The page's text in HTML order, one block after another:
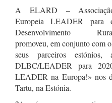
A ELARD –
Europeia LEADER para
Desenvolvimento
promoveu, em conjunto com
seus parceiros
DLBC/LEADER para
LEADER na Europa!» nos
Tartu, na Estónia.